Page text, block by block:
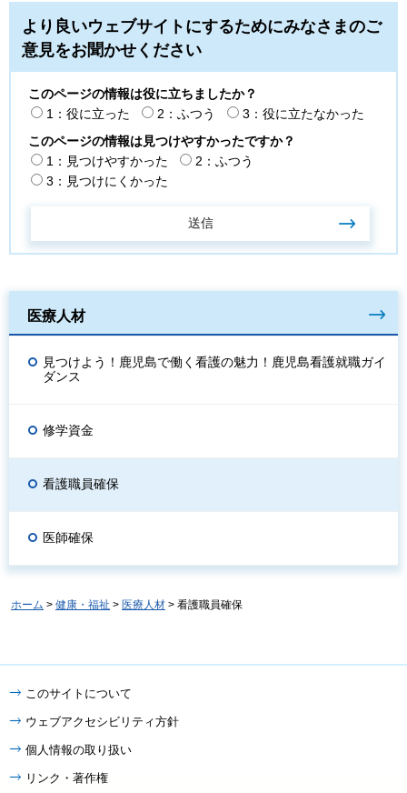
より良いウェブサイトにするためにみなさまのご
意見をお聞かせください
このページの情報は役に立ちましたか？
1：役に立った
2：ふつう
3：役に立たなかった
このページの情報は見つけやすかったですか？
1：見つけやすかった
2：ふつう
3：見つけにくかった
医療人材
見つけよう！鹿児島で働く看護の魅力！鹿児島看護就職ガイ
ダンス
修学資金
看護職員確保
医師確保
ホーム > 健康・福祉 > 医療人材 > 看護職員確保
このサイトについて
ウェブアクセシビリティ方針
個人情報の取り扱い
リンク・著作権